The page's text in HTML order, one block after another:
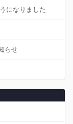
になりました
らせ